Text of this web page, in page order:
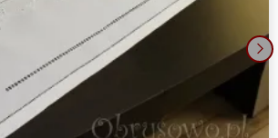
DUŻY BIEŻNIK WIELKANOCNY 60X120
"JAJKA NA ŻÓŁTYM"
65,00 zł
BIEŻNIK WIELKANOCNY 60X120
›